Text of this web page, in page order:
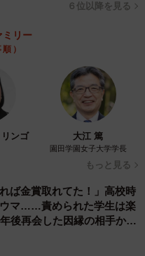
ありました。しかし、そ
す。スミレンジャーZさん
ろすんジャー”（※）と呼
。
区の東京メトロ丸ノ内
ーやエスカレーターのな
しを無償で手伝うボラン
てもらった焼肉店で、師
います。
６位以降を見る
ミリー
）
ンゴ 大江 篤
園田学園女子大学学長
もっと見る
ば金賞取れてた！」高校時
マ……責められた学生は楽
後再会した因縁の相手から
】